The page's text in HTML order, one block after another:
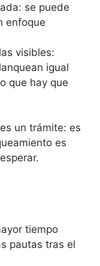
se puede
enfoque
visibles:
igual
que hay que
un trámite: es
es
tiempo
pautas tras el